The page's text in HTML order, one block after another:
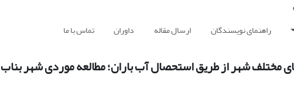
راهنمای نویسندگان ارسال مقاله داوران تماس با ما
مختلف شهر از طریق استحصال آب باران؛ مطالعه موردی شهر بناب